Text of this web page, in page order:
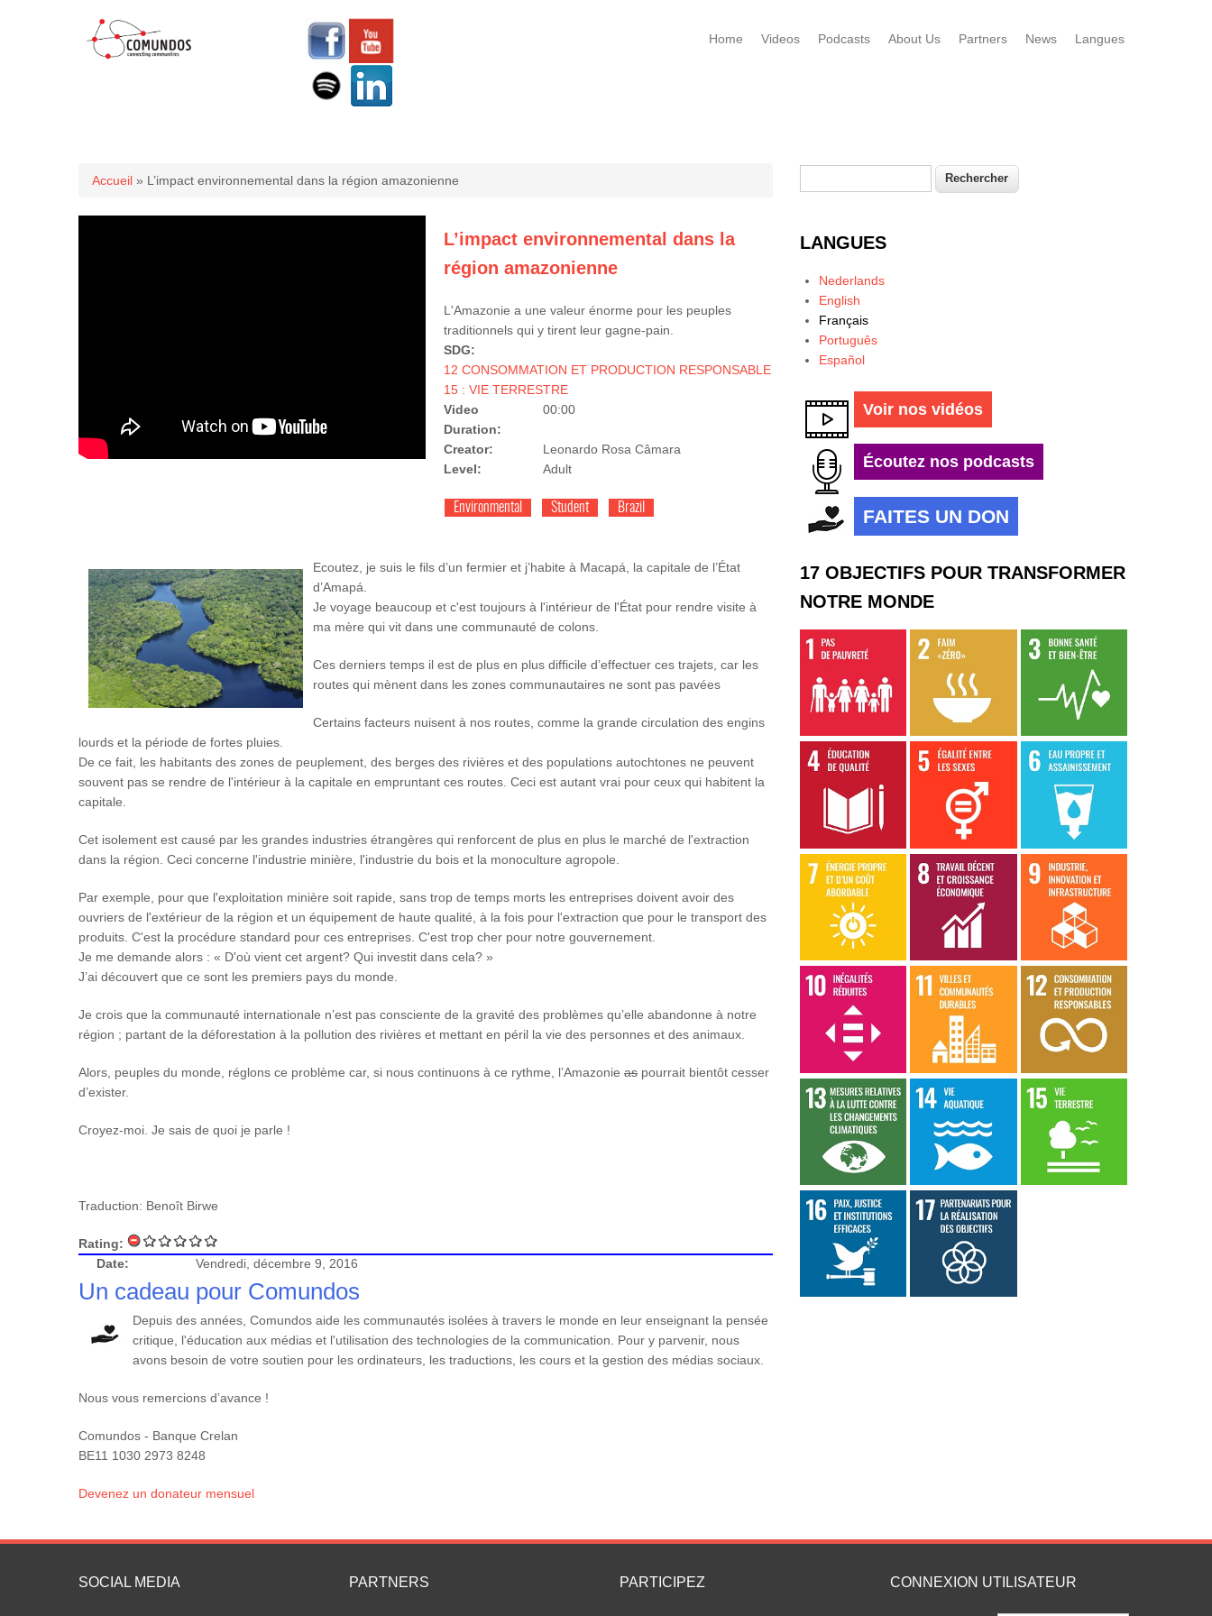
Home Videos Podcasts About Us Partners News Langues
Vous êtes ici
Accueil » L’impact environnemental dans la région amazonienne
L’impact environnemental dans la
région amazonienne
L'Amazonie a une valeur énorme pour les peuples
traditionnels qui y tirent leur gagne-pain.
SDG:
12 CONSOMMATION ET PRODUCTION RESPONSABLE
15 : VIE TERRESTRE
Video
Duration:
00:00
Creator:
Leonardo Rosa Câmara
Level:
Adult
Environmental Student Brazil
Ecoutez, je suis le fils d’un fermier et j’habite à Macapá, la capitale de l’État
d’Amapá.
Je voyage beaucoup et c'est toujours à l'intérieur de l'État pour rendre visite à
ma mère qui vit dans une communauté de colons.
Ces derniers temps il est de plus en plus difficile d’effectuer ces trajets, car les
routes qui mènent dans les zones communautaires ne sont pas pavées
Certains facteurs nuisent à nos routes, comme la grande circulation des engins
lourds et la période de fortes pluies.
De ce fait, les habitants des zones de peuplement, des berges des rivières et des populations autochtones ne peuvent
souvent pas se rendre de l'intérieur à la capitale en empruntant ces routes. Ceci est autant vrai pour ceux qui habitent la
capitale.
Cet isolement est causé par les grandes industries étrangères qui renforcent de plus en plus le marché de l'extraction
dans la région. Ceci concerne l'industrie minière, l'industrie du bois et la monoculture agropole.
Par exemple, pour que l'exploitation minière soit rapide, sans trop de temps morts les entreprises doivent avoir des
ouvriers de l'extérieur de la région et un équipement de haute qualité, à la fois pour l'extraction que pour le transport des
produits. C'est la procédure standard pour ces entreprises. C'est trop cher pour notre gouvernement.
Je me demande alors : « D'où vient cet argent? Qui investit dans cela? »
J’ai découvert que ce sont les premiers pays du monde.
Je crois que la communauté internationale n’est pas consciente de la gravité des problèmes qu’elle abandonne à notre
région ; partant de la déforestation à la pollution des rivières et mettant en péril la vie des personnes et des animaux.
Alors, peuples du monde, réglons ce problème car, si nous continuons à ce rythme, l’Amazonie as pourrait bientôt cesser
d’exister.
Croyez-moi. Je sais de quoi je parle !
Traduction: Benoît Birwe
Rating:
Date:
Vendredi, décembre 9, 2016
Un cadeau pour Comundos
Depuis des années, Comundos aide les communautés isolées à travers le monde en leur enseignant la pensée
critique, l'éducation aux médias et l'utilisation des technologies de la communication. Pour y parvenir, nous
avons besoin de votre soutien pour les ordinateurs, les traductions, les cours et la gestion des médias sociaux.
Nous vous remercions d’avance !
Comundos - Banque Crelan
BE11 1030 2973 8248
Devenez un donateur mensuel
Formulaire de recherche
LANGUES
Nederlands
English
Français
Português
Español
Voir nos vidéos
Écoutez nos podcasts
FAITES UN DON
17 OBJECTIFS POUR TRANSFORMER
NOTRE MONDE
SOCIAL MEDIA PARTNERS PARTICIPEZ CONNEXION UTILISATEUR